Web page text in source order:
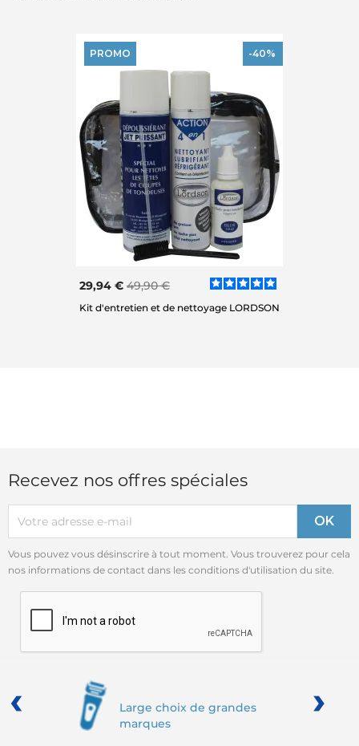
PROMO -40%
29,94 € 49,90 €
Kit d'entretien et de nettoyage LORDSON
Recevez nos offres spéciales
Vous pouvez vous désinscrire à tout moment. Vous trouverez pour cela
nos informations de contact dans les conditions d'utilisation du site.
Large choix de grandes
marques
‹ ›